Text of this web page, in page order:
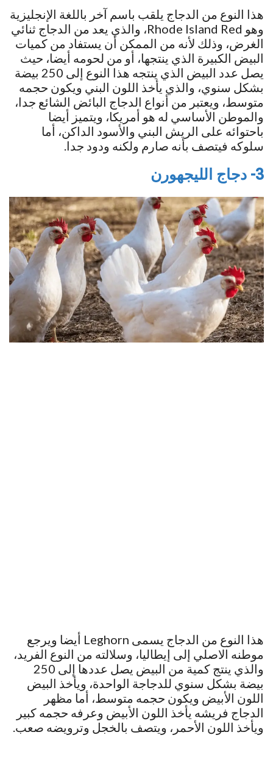
هذا النوع من الدجاج يلقب باسم آخر باللغة الإنجليزية
وهو Rhode Island Red، والذي يعد من الدجاج ثنائي
الغرض، وذلك لأنه من الممكن أن يستفاد من كميات
البيض الكبيرة الذي ينتجها، أو من لحومه أيضا، حيث
يصل عدد البيض الذي ينتجه هذا النوع إلى 250 بيضة
بشكل سنوي، والذي يأخذ اللون البني ويكون حجمه
متوسط، ويعتبر من أنواع الدجاج البائض الشائع جدا،
والموطن الأساسي له هو أمريكا، ويتميز أيضا
باحتوائه على الريش البني والأسود الداكن، أما
سلوكه فيتصف بأنه صارم ولكنه ودود جدا.
3- دجاج الليجهورن
هذا النوع من الدجاج يسمى Leghorn أيضا ويرجع
موطنه الاصلي إلى إيطاليا، وسلالته من النوع الفريد،
والذي ينتج كمية من البيض يصل عددها إلى 250
بيضة بشكل سنوي للدجاجة الواحدة، ويأخذ البيض
اللون الأبيض ويكون حجمه متوسط، أما مظهر
الدجاج فريشه يأخذ اللون الأبيض وعرفه حجمه كبير
ويأخذ اللون الأحمر، ويتصف بالخجل وترويضه صعب.